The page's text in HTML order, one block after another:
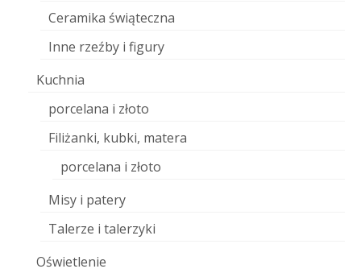
Ceramika świąteczna
Inne rzeźby i figury
Kuchnia
porcelana i złoto
Filiżanki, kubki, matera
porcelana i złoto
Misy i patery
Talerze i talerzyki
Oświetlenie